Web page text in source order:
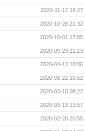
2020-11-17 18:27
2020-10-28 21:32
2020-10-01 17:05
2020-09-29 21:13
2020-04-13 10:06
2020-03-22 10:52
2020-03-18 08:22
2020-03-13 13:57
2020-02-20 20:55